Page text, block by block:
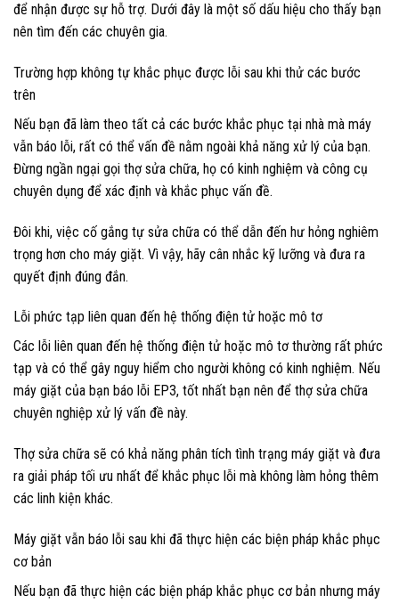
để nhận được sự hỗ trợ. Dưới đây là một số dấu hiệu cho thấy bạn
nên tìm đến các chuyên gia.
Trường hợp không tự khắc phục được lỗi sau khi thử các bước
trên
Nếu bạn đã làm theo tất cả các bước khắc phục tại nhà mà máy
vẫn báo lỗi, rất có thể vấn đề nằm ngoài khả năng xử lý của bạn.
Đừng ngần ngại gọi thợ sửa chữa, họ có kinh nghiệm và công cụ
chuyên dụng để xác định và khắc phục vấn đề.
Đôi khi, việc cố gắng tự sửa chữa có thể dẫn đến hư hỏng nghiêm
trọng hơn cho máy giặt. Vì vậy, hãy cân nhắc kỹ lưỡng và đưa ra
quyết định đúng đắn.
Lỗi phức tạp liên quan đến hệ thống điện tử hoặc mô tơ
Các lỗi liên quan đến hệ thống điện tử hoặc mô tơ thường rất phức
tạp và có thể gây nguy hiểm cho người không có kinh nghiệm. Nếu
máy giặt của bạn báo lỗi EP3, tốt nhất bạn nên để thợ sửa chữa
chuyên nghiệp xử lý vấn đề này.
Thợ sửa chữa sẽ có khả năng phân tích tình trạng máy giặt và đưa
ra giải pháp tối ưu nhất để khắc phục lỗi mà không làm hỏng thêm
các linh kiện khác.
Máy giặt vẫn báo lỗi sau khi đã thực hiện các biện pháp khắc phục
cơ bản
Nếu bạn đã thực hiện các biện pháp khắc phục cơ bản nhưng máy